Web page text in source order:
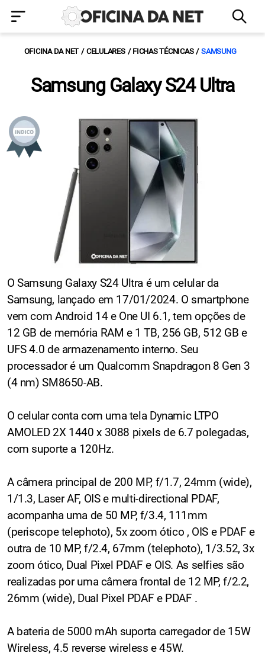
OFICINA DA NET CELULARES FICHAS TÉCNICAS SAMSUNG
Samsung Galaxy S24 Ultra
O Samsung Galaxy S24 Ultra é um celular da
Samsung, lançado em 17/01/2024. O smartphone
vem com Android 14 e One UI 6.1, tem opções de
12 GB de memória RAM e 1 TB, 256 GB, 512 GB e
UFS 4.0 de armazenamento interno. Seu
processador é um Qualcomm Snapdragon 8 Gen 3
(4 nm) SM8650-AB.
O celular conta com uma tela Dynamic LTPO
AMOLED 2X 1440 x 3088 pixels de 6.7 polegadas,
com suporte a 120Hz.
A câmera principal de 200 MP, f/1.7, 24mm (wide),
1/1.3, Laser AF, OIS e multi-directional PDAF,
acompanha uma de 50 MP, f/3.4, 111mm
(periscope telephoto), 5x zoom ótico , OIS e PDAF e
outra de 10 MP, f/2.4, 67mm (telephoto), 1/3.52, 3x
zoom ótico, Dual Pixel PDAF e OIS. As selfies são
realizadas por uma câmera frontal de 12 MP, f/2.2,
26mm (wide), Dual Pixel PDAF e PDAF .
A bateria de 5000 mAh suporta carregador de 15W
Wireless, 4.5 reverse wireless e 45W.